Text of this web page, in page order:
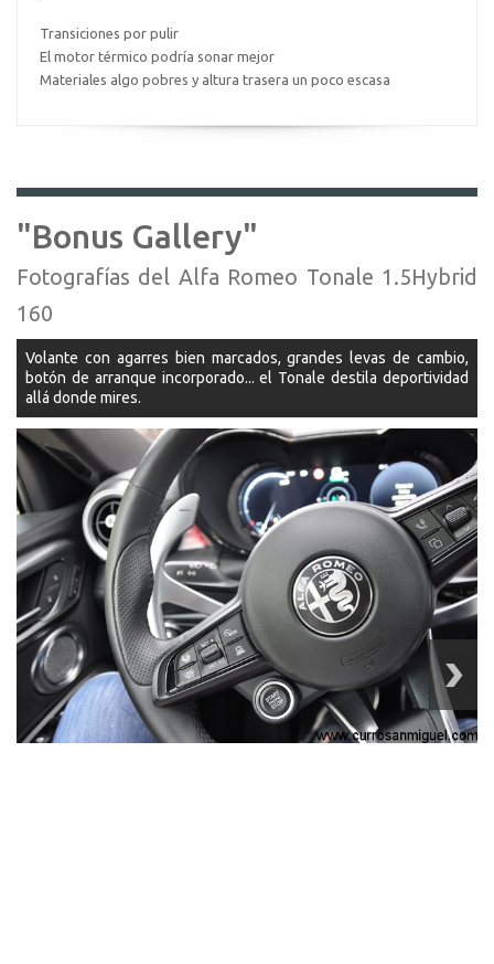
Transiciones por pulir
El motor térmico podría sonar mejor
Materiales algo pobres y altura trasera un poco escasa
"Bonus Gallery"
Fotografías del Alfa Romeo Tonale 1.5Hybrid
160
Volante con agarres bien marcados, grandes levas de cambio,
botón de arranque incorporado... el Tonale destila deportividad
allá donde mires.